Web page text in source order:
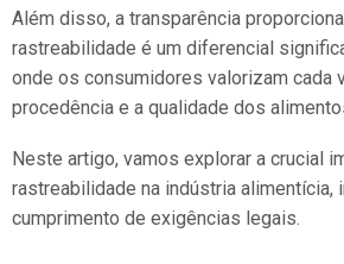
Além disso, a transparência
rastreabilidade é um diferencial
onde os consumidores valorizam cada
procedência e a qualidade dos
Neste artigo, vamos explorar a crucial
rastreabilidade na indústria alimentícia,
cumprimento de exigências legais.